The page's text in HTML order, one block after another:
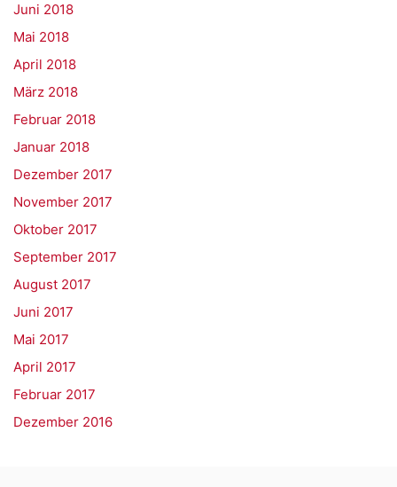
Juni 2018
Mai 2018
April 2018
März 2018
Februar 2018
Januar 2018
Dezember 2017
November 2017
Oktober 2017
September 2017
August 2017
Juni 2017
Mai 2017
April 2017
Februar 2017
Dezember 2016